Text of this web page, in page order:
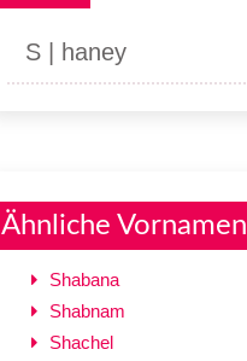
S | haney
Ähnliche Vornamen
Shabana
Shabnam
Shachel